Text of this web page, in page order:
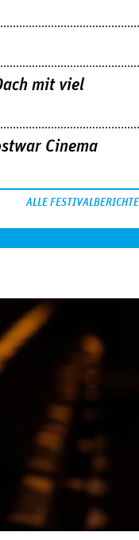
mit viel
Cinema
ALLE FESTIVALBERICHTE